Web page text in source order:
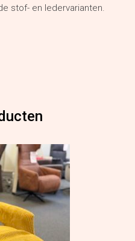
stof- en ledervarianten.